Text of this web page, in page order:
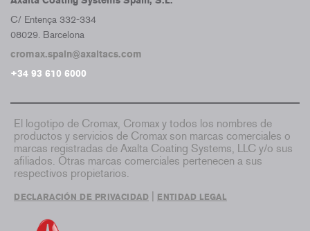
C/ Entença 332-334
08029. Barcelona
cromax.spain@axaltacs.com
+34 93 610 6000
El logotipo de Cromax, Cromax y todos los nombres de
productos y servicios de Cromax son marcas comerciales o
marcas registradas de Axalta Coating Systems, LLC y/o sus
afiliados. Otras marcas comerciales pertenecen a sus
respectivos propietarios.
DECLARACIÓN DE PRIVACIDAD ENTIDAD LEGAL